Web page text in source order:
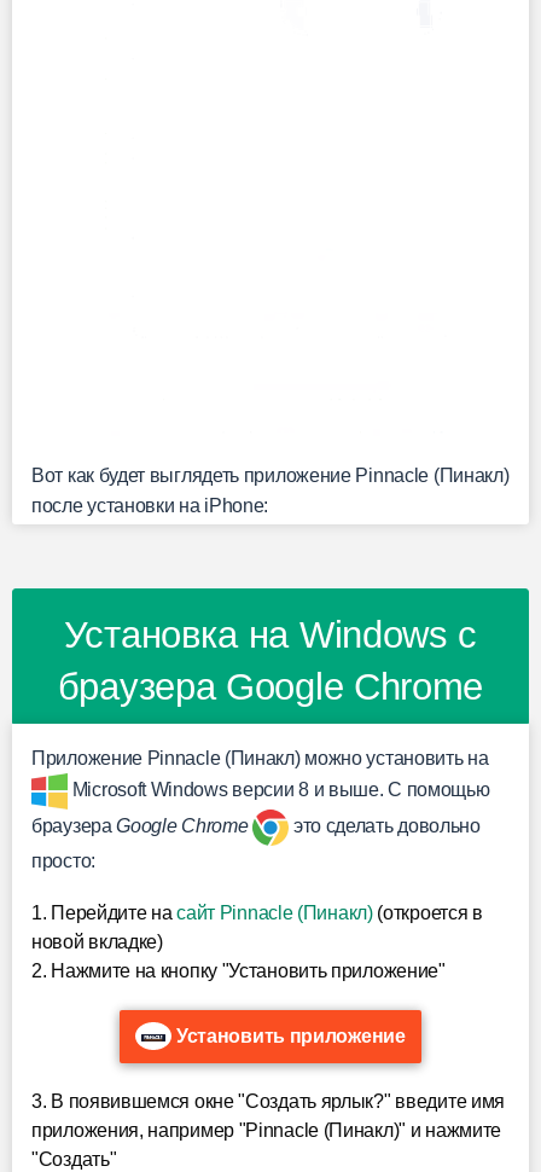
Вот как будет выглядеть приложение Pinnacle (Пинакл)
после установки на iPhone:
Установка на Windows с
браузера Google Chrome
Приложение Pinnacle (Пинакл) можно установить на
Microsoft Windows версии 8 и выше. С помощью
браузераGoogle Chrome
это сделать довольно
просто:
1. Перейдите насайт Pinnacle (Пинакл)(откроется в
новой вкладке)
2. Нажмите на кнопку "Установить приложение"
Установить приложение
3. В появившемся окне "Создать ярлык?" введите имя
приложения, например "Pinnacle (Пинакл)" и нажмите
"Создать"